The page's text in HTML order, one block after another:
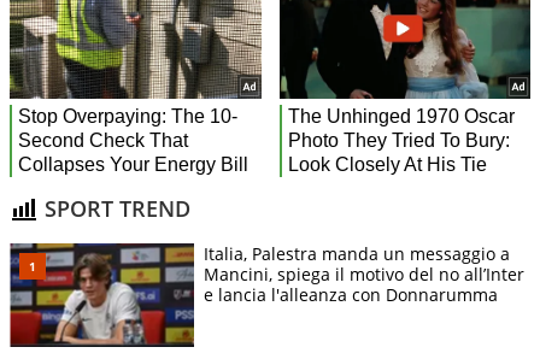
SPORT TREND
Italia, Palestra manda un messaggio a
Mancini, spiega il motivo del no all’Inter
e lancia l'alleanza con Donnarumma